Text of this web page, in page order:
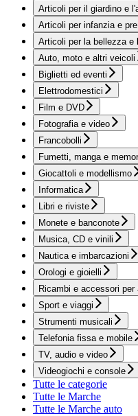
Articoli per il giardino e
Articoli per infanzia e
Articoli per la bellezza e
Auto, moto e altri veicoli
Biglietti ed eventi
Elettrodomestici
Film e DVD
Fotografia e video
Francobolli
Fumetti, manga e
Giocattoli e modellismo
Informatica
Libri e riviste
Monete e banconote
Musica, CD e vinili
Nautica e imbarcazioni
Orologi e gioielli
Ricambi e accessori per
Sport e viaggi
Strumenti musicali
Telefonia fissa e mobile
TV, audio e video
Videogiochi e console
Tutte le categorie
Tutte le Marche
Tutte le Marche auto